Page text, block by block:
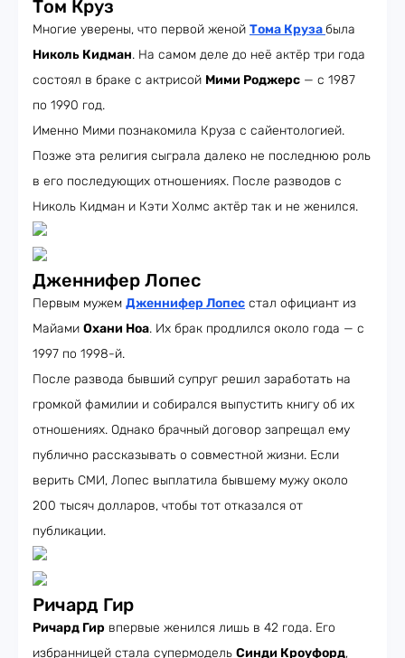
Том Круз
Многие уверены, что первой женой Тома Круза была
Николь Кидман. На самом деле до неё актёр три года
состоял в браке с актрисой Мими Роджерс — с 1987
по 1990 год.
Именно Мими познакомила Круза с сайентологией.
Позже эта религия сыграла далеко не последнюю роль
в его последующих отношениях. После разводов с
Николь Кидман и Кэти Холмс актёр так и не женился.
Дженнифер Лопес
Первым мужем Дженнифер Лопес стал официант из
Майами Охани Ноа. Их брак продлился около года — с
1997 по 1998-й.
После развода бывший супруг решил заработать на
громкой фамилии и собирался выпустить книгу об их
отношениях. Однако брачный договор запрещал ему
публично рассказывать о совместной жизни. Если
верить СМИ, Лопес выплатила бывшему мужу около
200 тысяч долларов, чтобы тот отказался от
публикации.
Ричард Гир
Ричард Гир впервые женился лишь в 42 года. Его
избранницей стала супермодель Синди Кроуфорд,